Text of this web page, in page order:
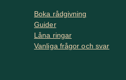
Boka rådgivning
Guider
Låna ringar
Vanliga frågor och svar